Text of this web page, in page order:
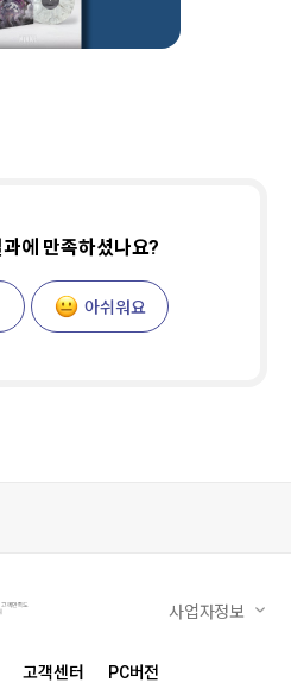
에 만족하셨나요?
아쉬워요
사업자정보
고객센터 PC버전